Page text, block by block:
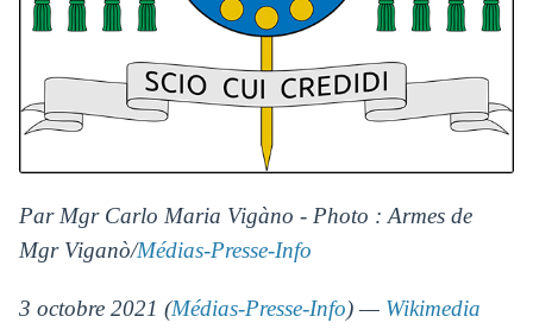
Par Mgr Carlo Maria Vigàno - Photo : Armes de
Mgr Viganò/Médias-Presse-Info
3 octobre 2021 (Médias-Presse-Info) — Wikimedia